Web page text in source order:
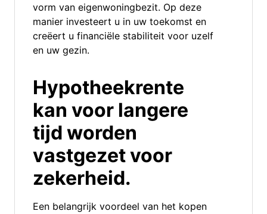
vorm van eigenwoningbezit. Op deze
manier investeert u in uw toekomst en
creëert u financiële stabiliteit voor uzelf
en uw gezin.
Hypotheekrente
kan voor langere
tijd worden
vastgezet voor
zekerheid.
Een belangrijk voordeel van het kopen